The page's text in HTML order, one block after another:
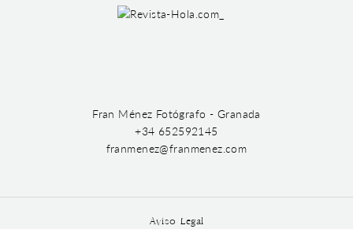
Fran Ménez Fotógrafo - Granada
+34 652592145
franmenez@franmenez.com
Aviso Legal